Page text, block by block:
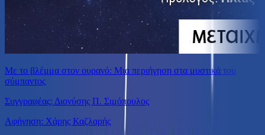
Με το βλέμμα στον ουρανό: Μια περιήγηση στα μυστικά του
σύμπαντος
Συγγραφέας: Διονύσης Π. Σιμόπουλος
Αφήγηση: Χάρης Καζλαρής